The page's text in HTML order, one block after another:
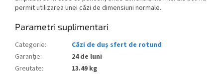
permit utilizarea unei căzi de dimensiuni normale.
Parametri suplimentari
Categorie:
Căzi de duș sfert de rotund
Garanţie:
24 de luni
Greutate:
13.49 kg